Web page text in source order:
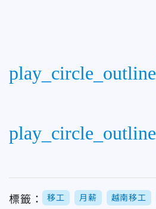
play_circle_outline
play_circle_outline
標籤： 移工 月薪 越南移工